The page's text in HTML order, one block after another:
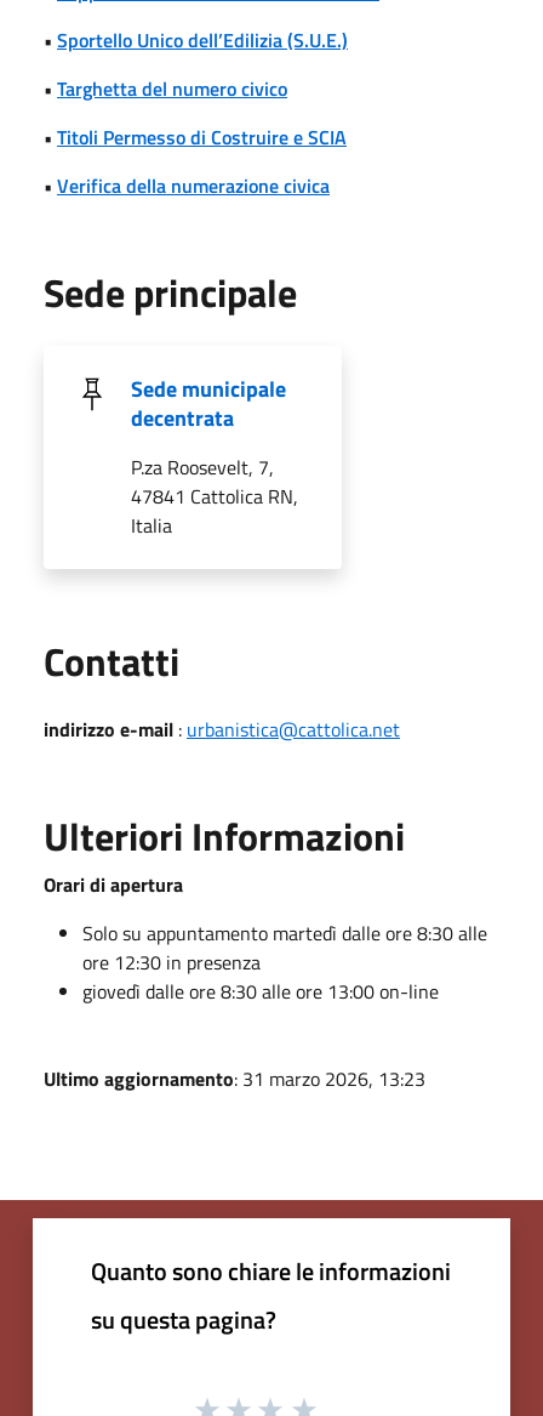
• Sportello Unico dell’Edilizia (S.U.E.)
• Targhetta del numero civico
• Titoli Permesso di Costruire e SCIA
• Verifica della numerazione civica
Sede principale
Sede municipale
decentrata
P.za Roosevelt, 7,
47841 Cattolica RN,
Italia
Contatti
indirizzo e-mail : urbanistica@cattolica.net
Ulteriori Informazioni
Orari di apertura
Solo su appuntamento martedì dalle ore 8:30 alle
ore 12:30 in presenza
giovedì dalle ore 8:30 alle ore 13:00 on-line
Ultimo aggiornamento: 31 marzo 2026, 13:23
Quanto sono chiare le informazioni
su questa pagina?